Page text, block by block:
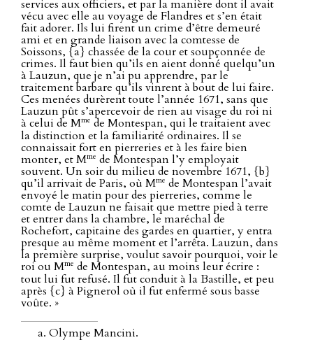
services aux officiers, et par la manière dont il avait
vécu avec elle au voyage de Flandres et s’en était
fait adorer. Ils lui firent un crime d’être demeuré
ami et en grande liaison avec la comtesse de
Soissons, {a} chassée de la cour et soupçonnée de
crimes. Il faut bien qu’ils en aient donné quelqu’un
à Lauzun, que je n’ai pu apprendre, par le
traitement barbare qu’ils vinrent à bout de lui faire.
Ces menées durèrent toute l’année 1671, sans que
Lauzun pût s’apercevoir de rien au visage du roi ni
à celui de Mme de Montespan, qui le traitaient avec
la distinction et la familiarité ordinaires. Il se
connaissait fort en pierreries et à les faire bien
monter, et Mme de Montespan l’y employait
souvent. Un soir du milieu de novembre 1671, {b}
qu’il arrivait de Paris, où Mme de Montespan l’avait
envoyé le matin pour des pierreries, comme le
comte de Lauzun ne faisait que mettre pied à terre
et entrer dans la chambre, le maréchal de
Rochefort, capitaine des gardes en quartier, y entra
presque au même moment et l’arrêta. Lauzun, dans
la première surprise, voulut savoir pourquoi, voir le
roi ou Mme de Montespan, au moins leur écrire :
tout lui fut refusé. Il fut conduit à la Bastille, et peu
après {c} à Pignerol où il fut enfermé sous basse
voûte. »
Olympe Mancini.